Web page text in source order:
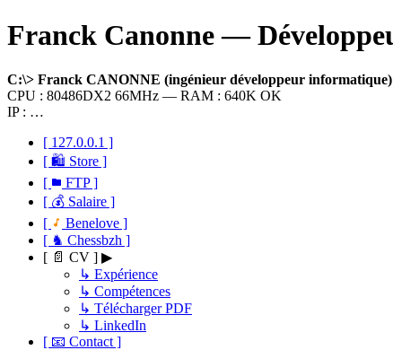
Franck Canonne —
C:\> Franck CANONNE (ingénieur développeur informatique)
CPU : 80486DX2 66MHz — RAM : 640K OK
IP : …
[ 127.0.0.1 ]
[ 🛍 Store ]
[
FTP ]
[ 💰 Salaire ]
[
Benelove ]
[ ♞ Chessbzh ]
[ 📄 CV ] ▶
↳ Expérience
↳ Compétences
↳ Télécharger PDF
↳ LinkedIn
[ 📧 Contact ]